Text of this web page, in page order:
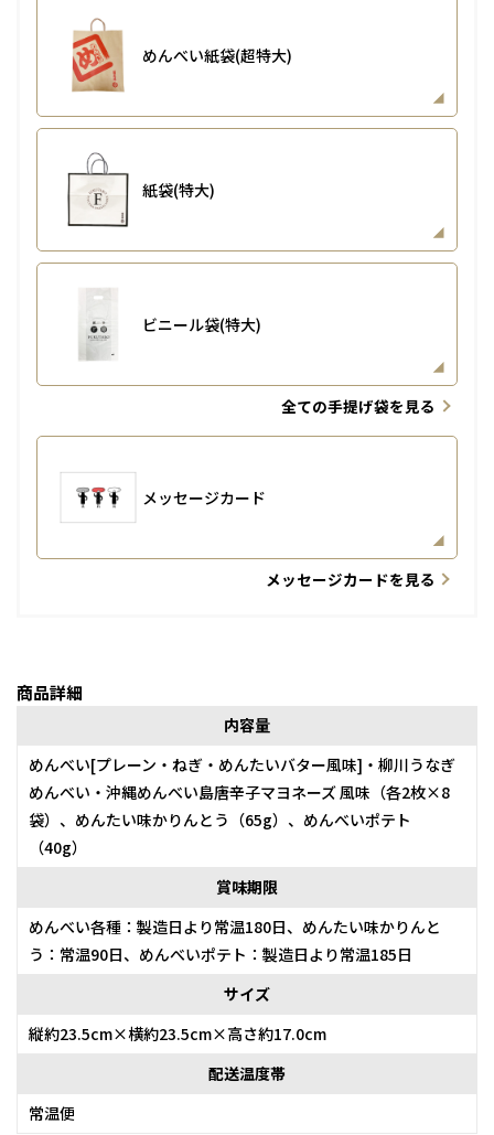
めんべい紙袋(超特大)
紙袋(特大)
ビニール袋(特大)
全ての手提げ袋を見る
メッセージカード
メッセージカードを見る
商品詳細
内容量
めんべい[プレーン・ねぎ・めんたいバター風味]・柳川うなぎ
めんべい・沖縄めんべい島唐辛子マヨネーズ 風味（各2枚×8
袋）、めんたい味かりんとう（65g）、めんべいポテト
（40g）
賞味期限
めんべい各種：製造日より常温180日、めんたい味かりんと
う：常温90日、めんべいポテト：製造日より常温185日
サイズ
縦約23.5cm×横約23.5cm×高さ約17.0cm
配送温度帯
常温便